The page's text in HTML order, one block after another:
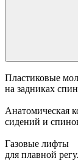
Пластиковые
на задниках
Анатомическая
сидений и
Газовые лифты
для плавной